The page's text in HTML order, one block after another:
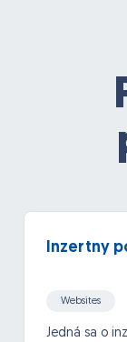
Inzertny
Websites
Jedná sa o